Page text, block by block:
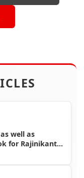
well as
for Rajinikanth